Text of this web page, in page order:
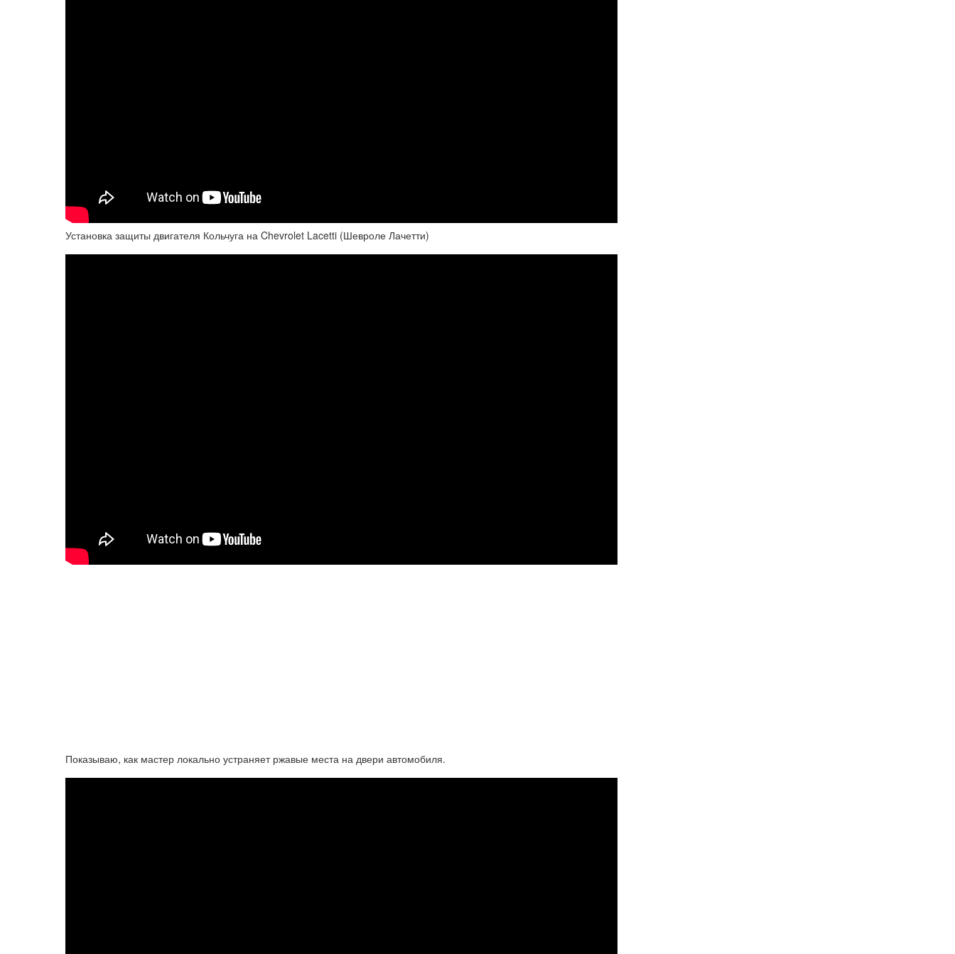
Установка защиты двигателя Кольчуга на Chevrolet Lacetti (Шевроле Лачетти)
Показываю, как мастер локально устраняет ржавые места на двери автомобиля.